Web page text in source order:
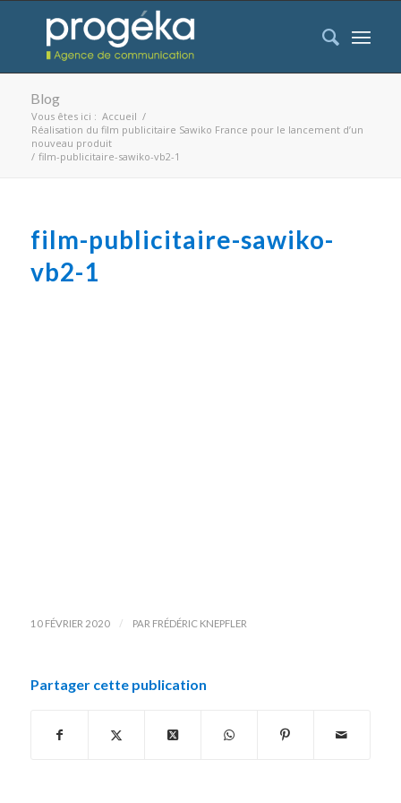
Blog
Vous êtes ici : Accueil /
Réalisation du film publicitaire Sawiko France pour le lancement d’un
nouveau produit
/ film-publicitaire-sawiko-vb2-1
film-publicitaire-sawiko-
vb2-1
10 FÉVRIER 2020 / PAR FRÉDÉRIC KNEPFLER
Partager cette publication